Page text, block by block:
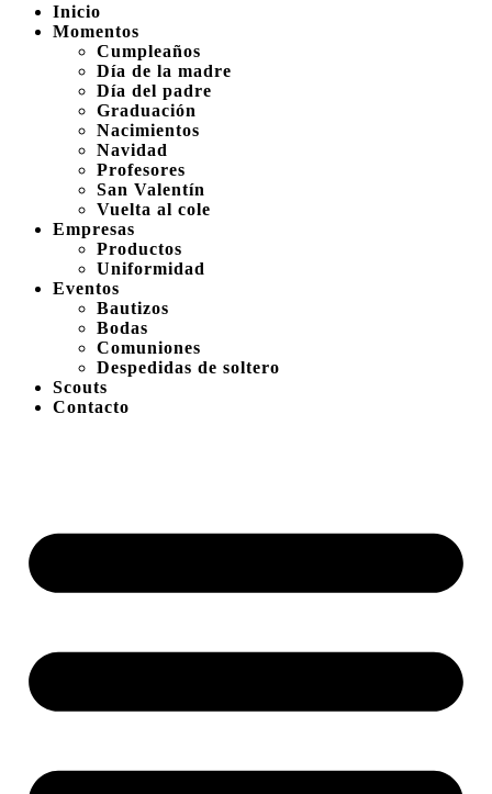
Inicio
Momentos
Cumpleaños
Día de la madre
Día del padre
Graduación
Nacimientos
Navidad
Profesores
San Valentín
Vuelta al cole
Empresas
Productos
Uniformidad
Eventos
Bautizos
Bodas
Comuniones
Despedidas de soltero
Scouts
Contacto